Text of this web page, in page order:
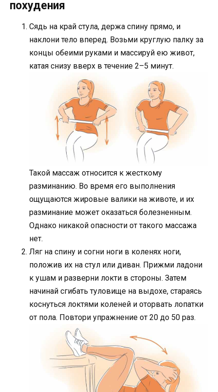
похудения
Сядь на край стула, держа спину прямо, и
наклони тело вперед. Возьми круглую палку за
концы обеими руками и массируй ею живот,
катая снизу вверх в течение 2–5 минут.
Такой массаж относится к жесткому
разминанию. Во время его выполнения
ощущаются жировые валики на животе, и их
разминание может оказаться болезненным.
Однако никакой опасности от такого массажа
нет.
Ляг на спину и согни ноги в коленях ноги,
положив их на стул или диван. Прижми ладони
к ушам и разверни локти в стороны. Затем
начинай сгибать туловище на выдохе, стараясь
коснуться локтями коленей и оторвать лопатки
от пола. Повтори упражнение от 20 до 50 раз.